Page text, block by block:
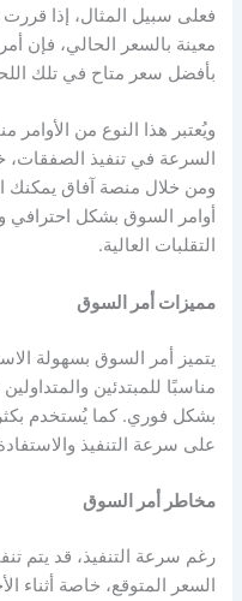
معينة بالسعر الحالي، فإن
بأفضل سعر متاح في تلك
ويُعتبر هذا النوع من الأوامر
السرعة في تنفيذ الصفقات،
ومن خلال منصة آفاق يمكنك
أوامر السوق بشكل احترافي
التقلبات العالية.
مميزات أمر السوق
يتميز أمر السوق بسهولة
مناسبًا للمبتدئين
بشكل فوري. كما يُستخدم
على سرعة التنفيذ
مخاطر أمر السوق
رغم سرعة التنفيذ، قد يتم
السعر المتوقع، خاصة أثناء